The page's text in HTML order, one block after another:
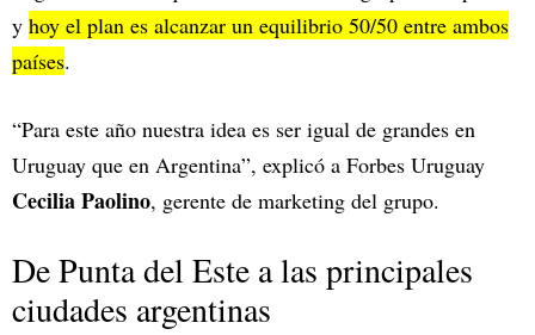
y hoy el plan es alcanzar un equilibrio 50/50 entre ambos
países.
“Para este año nuestra idea es ser igual de grandes en
Uruguay que en Argentina”, explicó a Forbes Uruguay
Cecilia Paolino, gerente de marketing del grupo.
De Punta del Este a las principales
ciudades argentinas